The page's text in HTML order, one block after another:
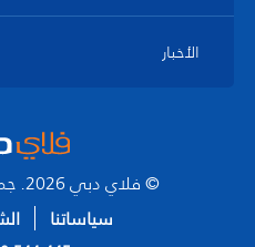
الأخبار
© فلاي دبي 2026. جميع الحقوق محفوظة.
سياساتنا